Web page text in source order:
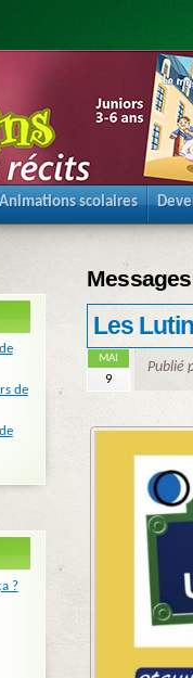
Animations scolaires
Les
MAI
9
Publié
de
?